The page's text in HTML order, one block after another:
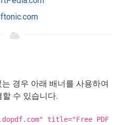
경우 아래 배너를 사용하여
수 있습니다.
title="Free PDF